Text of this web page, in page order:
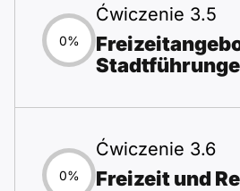
0%
Ćwiczenie 3.5
0%
Ćwiczenie 3.6
Freizeit und